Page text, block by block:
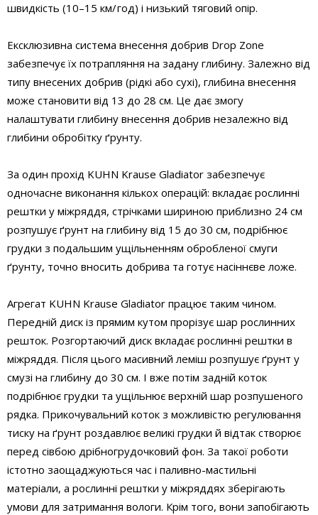
швидкість (10–15 км/ год) і низький тяговий опір.
Ексклюзивна система внесення добрив Drop Zone
забезпечує їх потрапляння на задану глибину. Залежно від
типу внесених добрив (рідкі або сухі), глибина внесення
може становити від 13 до 28 см. Це дає змогу
налаштувати глибину внесення добрив незалежно від
глибини обробітку ґрунту.
За один прохід KUHN Krause Gladiator забезпечує
одночасне виконання кількох операцій: вкладає рослинні
рештки у міжряддя, стрічками шириною приблизно 24 см
розпушує ґрунт на глибину від 15 до 30 см, подрібнює
грудки з подальшим ущільненням обробленої смуги
ґрунту, точно вносить добрива та готує насіннєве ложе.
Агрегат KUHN Krause Gladiator працює таким чином.
Передній диск із прямим кутом прорізує шар рослинних
решток. Розгортаючий диск вкладає рослинні рештки в
міжряддя. Після цього масивний леміш розпушує ґрунт у
смузі на глибину до 30 см. І вже потім задній коток
подрібнює грудки та ущільнює верхній шар розпушеного
рядка. Прикочувальний коток з можливістю регулювання
тиску на ґрунт роздавлює великі грудки й відтак створює
перед сівбою дрібногрудочковий фон. За такої роботи
істотно заощаджуються час і паливно-мастильні
матеріали, а рослинні рештки у міжряддях зберігають
умови для затримання вологи. Крім того, вони запобігають